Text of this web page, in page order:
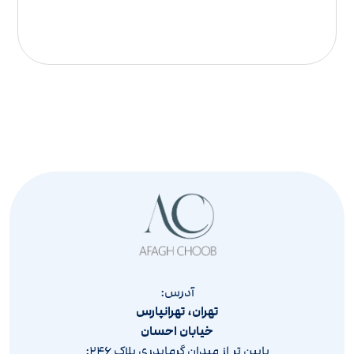
آدرس:
تهران، تهرانپارس
خیابان احسان